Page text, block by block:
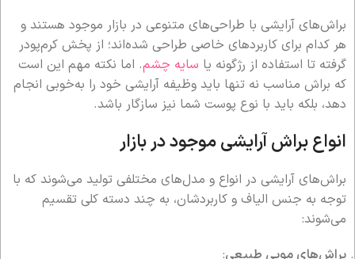
براش‌های آرایشی با طراحی‌های متنوعی در بازار موجود هستند و
هر کدام برای کاربردهای خاصی طراحی شده‌اند؛ از پخش کرم‌پودر
گرفته تا استفاده از رژگونه یا سایه چشم. اما نکته مهم این است
که براش مناسب نه تنها باید وظیفه آرایشی خود را به‌خوبی انجام
دهد، بلکه باید با نوع پوست شما نیز سازگار باشد.
انواع براش آرایشی موجود در بازار
براش‌های آرایشی در انواع و مدل‌های مختلفی تولید می‌شوند که با
توجه به جنس الیاف و کاربردشان، به چند دسته کلی تقسیم
می‌شوند:
براش‌های مویی طبیعی: